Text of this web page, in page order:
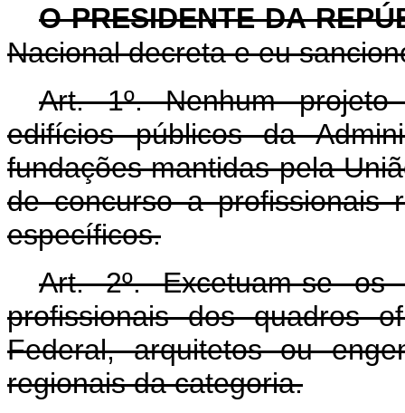
O PRESIDENTE DA
Nacional decreta e eu
Art. 1º. Nenhum
edifícios públicos da
fundações mantidas pela
de concurso a profissionais
específicos.
Art. 2º. Excetuam-se os
profissionais dos quadros
Federal, arquitetos ou
regionais da categoria.